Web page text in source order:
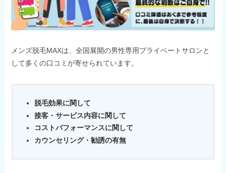
メンズ脱毛MAXは、全国展開の男性専用プライベートサロンと
して多くの口コミが寄せられています。
脱毛効果に関して
接客・サービス内容に関して
コストパフォーマンスに関して
カウンセリング・勧誘の有無